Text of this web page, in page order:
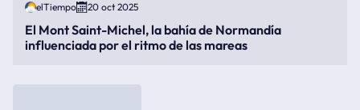
elTiempo 20 oct 2025
El Mont Saint-Michel, la bahía de Normandía
influenciada por el ritmo de las mareas